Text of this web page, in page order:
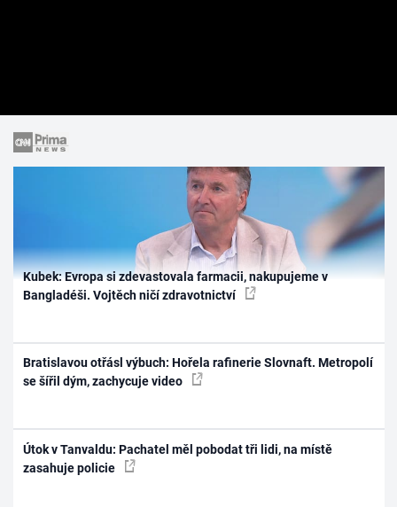
Kubek: Evropa si zdevastovala farmacii, nakupujeme v
Bangladéši. Vojtěch ničí zdravotnictví
Bratislavou otřásl výbuch: Hořela rafinerie Slovnaft. Metropolí
se šířil dým, zachycuje video
Útok v Tanvaldu: Pachatel měl pobodat tři lidi, na místě
zasahuje policie